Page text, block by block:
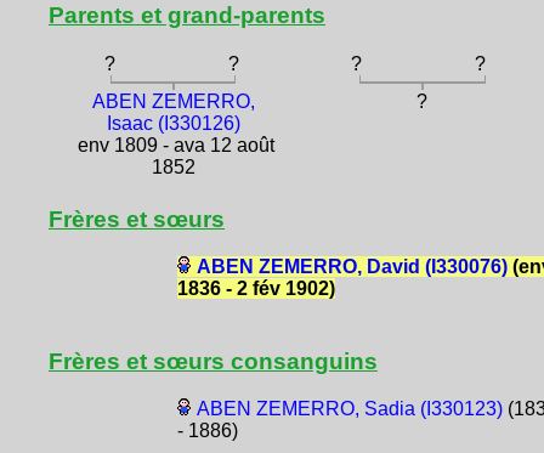
Parents et grand-parents
? ? ?
?
ABEN ZEMERRO,
Isaac (I330126)
env 1809 - ava 12 août
1852
?
Frères et sœurs
ABEN ZEMERRO, David (I330076)
1836 - 2 fév 1902)
Frères et sœurs consanguins
ABEN ZEMERRO, Sadia (I330123)
- 1886)